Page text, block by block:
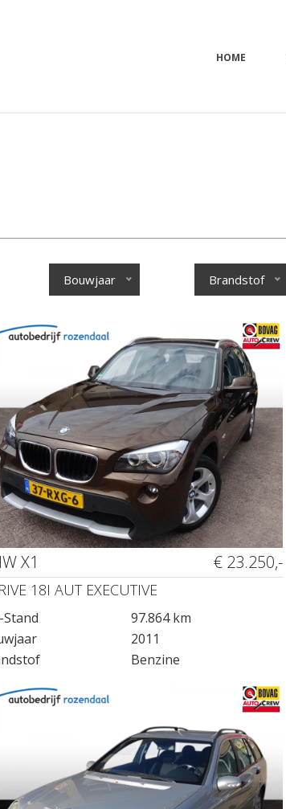
HOME
Bouwjaar Brandstof
X1 € 23.250,-
18I AUT EXECUTIVE
Stand
97.864 km
2011
Benzine